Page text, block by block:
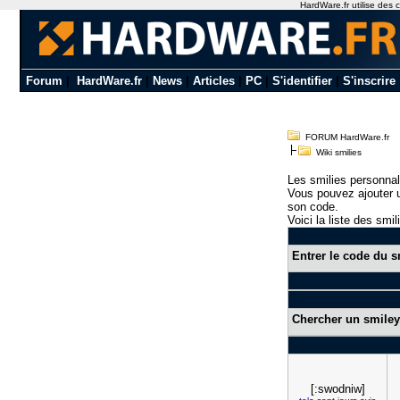
Forum HardWare.fr| News| Articles| PC| S'identifier| S'inscrire|
FORUM HardWare.fr
Wiki smilies
Les smilies
Vous pouvez ajouter
son code.
Voici la liste des
Entrer le code du
Chercher un
[:swodniw]
HardWare.fr utilise des